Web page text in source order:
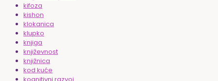
kifoza
kishon
klokanica
klupko
knjiga
književnost
knjižnica
kod kuće